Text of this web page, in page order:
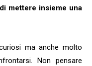
mettere insieme una
ma anche molto
Non pensare